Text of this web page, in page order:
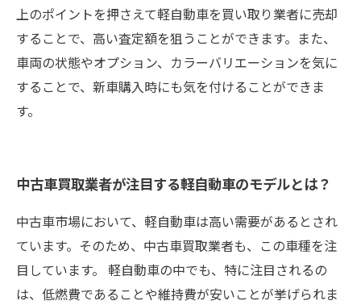
上のポイントを押さえて軽自動車を買い取り業者に売却
することで、高い査定額を狙うことができます。また、
車両の状態やオプション、カラーバリエーションを気に
することで、新車購入時にも気を付けることができま
す。
中古車買取業者が注目する軽自動車のモデルとは？
中古車市場において、軽自動車は高い需要があるとされ
ています。そのため、中古車買取業者も、この車種を注
目しています。 軽自動車の中でも、特に注目されるの
は、低燃費であることや維持費が安いことが挙げられま